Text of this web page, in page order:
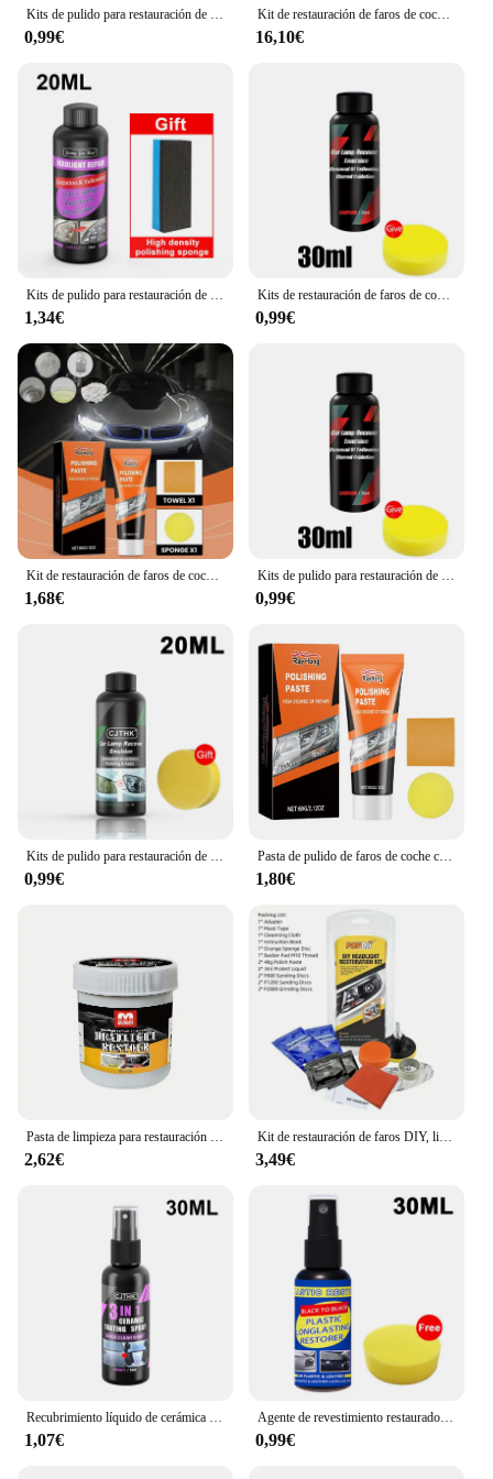
Kits de pulido para restauración de faros de coche, eliminador de arañazos, pasta de limpieza para reparación, elimina la oxidación, líquido para pulir faros
0,99€
Kit de restauración de faros de coche, Kit de reparación de faros de coche, Kit de renovación de faros de coche, juego de herramientas de polímero líquido, 800G
16,10€
Kits de pulido para restauración de faros de coche, eliminador de arañazos de luz de coche, pasta de limpieza para reparación, líquido polaco antiossidante
1,34€
Kits de restauración de faros de coche, kit de reparación de faros, pulidor de luz, pasta de limpieza, agente de restauración para el cuidado de la pintura del coche
0,99€
Kit de restauración de faros de coche, pasta de pulido para reparación de faros, elimina arañazos, pulidor de lentes, lijado de cera
1,68€
Kits de pulido para restauración de faros de coche, Kits de reparación de faros, pulidor de luz de coche, pasta de limpieza, agente de restauración de pintura de coches
0,99€
0,99€
Pasta de pulido de faros de coche con esponja y toalla, pulidor de luz de coche, pasta de limpieza, Kit de restauración de faros, abrillantador de faros
1,80€
2,62€
Kit de restauración de faros DIY, limpieza y pulido, Kit de reparación y limpieza de faros de coche, pasta de limpieza, novedad de 2024
3,49€
1,07€
Agente de revestimiento restaurador de plástico para coche, reparación Exterior de goma de plástico automático, agente de restauración de actualización limpia, sello brillante Negro
0,99€